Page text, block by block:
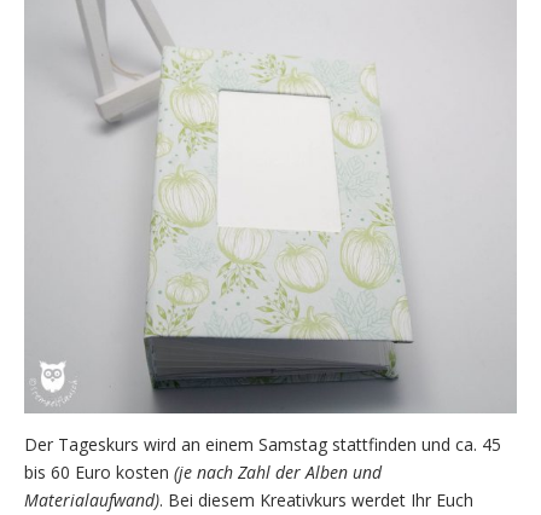
Der Tageskurs wird an einem Samstag stattfinden und ca. 45
bis 60 Euro kosten (je nach Zahl der Alben und
Materialaufwand). Bei diesem Kreativkurs werdet Ihr Euch